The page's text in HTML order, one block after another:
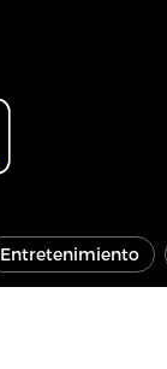
Entretenimiento